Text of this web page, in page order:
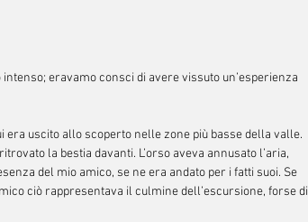
eravamo consci di avere vissuto un’esperienza
uscito allo scoperto nelle zone più basse della valle.
la bestia davanti. L’orso aveva annusato l’aria,
del mio amico, se ne era andato per i fatti suoi. Se
ciò rappresentava il culmine dell’escursione, forse di